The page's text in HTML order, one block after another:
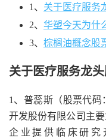
1、 关于医疗服务
2、 华塑今天为什
3、 棕榈油概念股
关于医疗服务龙
1、普蕊斯（股票代码
开发股份有限公司主
企业提供临床研究